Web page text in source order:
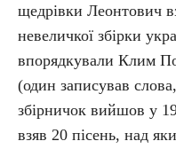
щедрівки Леонтович
невеличкої збірки
впорядкували Клим
(один записував
збірничок вийшов у
взяв 20 пісень, над